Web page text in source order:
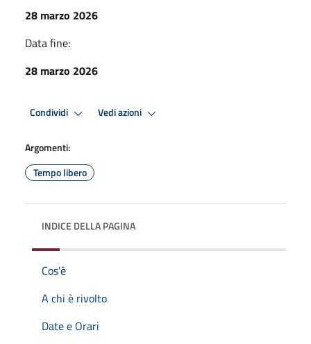
28 marzo 2026
Data fine:
28 marzo 2026
Condividi Vedi azioni
Argomenti:
Tempo libero
INDICE DELLA PAGINA
Cos'è
A chi è rivolto
Date e Orari